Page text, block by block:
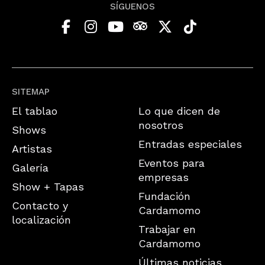
SITEMAP
El tablao
Shows
Artistas
Galería
Show + Tapas
Contacto y
localización
Lo que dicen de
nosotros
Entradas especiales
Eventos para
empresas
Fundación
Cardamomo
Trabajar en
Cardamomo
Últimas noticias
SÍGUENOS